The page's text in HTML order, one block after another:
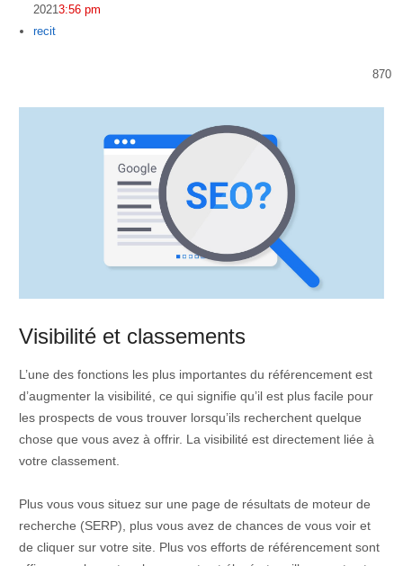
20213:56 pm
Author
recit
870
Visibilité et classements
L’une des fonctions les plus importantes du référencement est
d’augmenter la visibilité, ce qui signifie qu’il est plus facile pour
les prospects de vous trouver lorsqu’ils recherchent quelque
chose que vous avez à offrir. La visibilité est directement liée à
votre classement.
Plus vous vous situez sur une page de résultats de moteur de
recherche (SERP), plus vous avez de chances de vous voir et
de cliquer sur votre site. Plus vos efforts de référencement sont